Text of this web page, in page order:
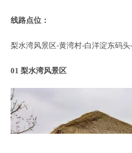
线路点位：
梨水湾风景区-黄湾村-白洋淀东码
01 梨水湾风景区